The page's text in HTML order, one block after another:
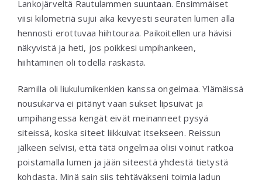
Lankojärveltä Rautulammen suuntaan. Ensimmäiset
viisi kilometriä sujui aika kevyesti seuraten lumen alla
hennosti erottuvaa hiihtouraa. Paikoitellen ura hävisi
näkyvistä ja heti, jos poikkesi umpihankeen,
hiihtäminen oli todella raskasta.
Ramilla oli liukulumikenkien kanssa ongelmaa. Ylämäissä
nousukarva ei pitänyt vaan sukset lipsuivat ja
umpihangessa kengät eivät meinanneet pysyä
siteissä, koska siteet liikkuivat itsekseen. Reissun
jälkeen selvisi, että tätä ongelmaa olisi voinut ratkoa
poistamalla lumen ja jään siteestä yhdestä tietystä
kohdasta. Minä sain siis tehtäväkseni toimia ladun